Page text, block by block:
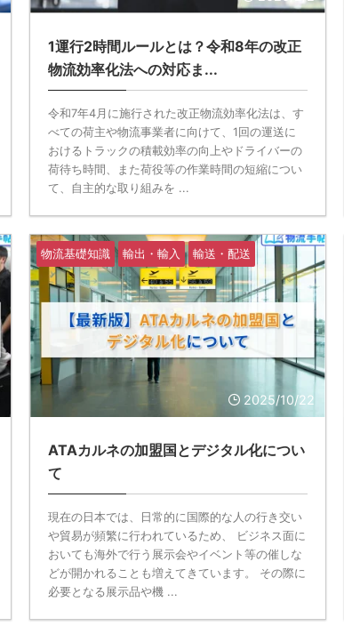
1運行2時間ルールとは？令和8年の改正
物流効率化法への対応ま...
令和7年4月に施行された改正物流効率化法は、す
べての荷主や物流事業者に向けて、1回の運送に
おけるトラックの積載効率の向上やドライバーの
荷待ち時間、また荷役等の作業時間の短縮につい
て、自主的な取り組みを ...
2025/10/22
物流基礎知識 輸出・輸入 輸送・配送
ATAカルネの加盟国とデジタル化につい
て
現在の日本では、日常的に国際的な人の行き交い
や貿易が頻繁に行われているため、 ビジネス面に
おいても海外で行う展示会やイベント等の催しな
どが開かれることも増えてきています。 その際に
必要となる展示品や機 ...